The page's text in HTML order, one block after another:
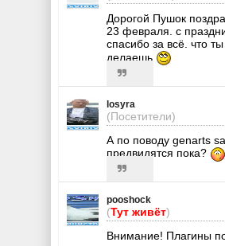
Дорогой Пушок
23 февраля. с
спасибо за всё. что
делаешь
losyra
(Посетители)
А по поводу genarts
предвидятся пока?
pooshock
(Тут живёт)
Внимание! Плагины